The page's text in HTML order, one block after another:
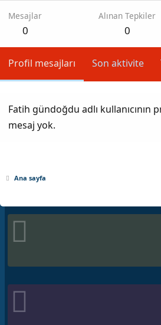
Mesajlar
0
Alınan Tepkiler
0
Profil mesajları Son aktivite
Fatih gündoğdu adlı kullanıcının
mesaj yok.
Ana sayfa